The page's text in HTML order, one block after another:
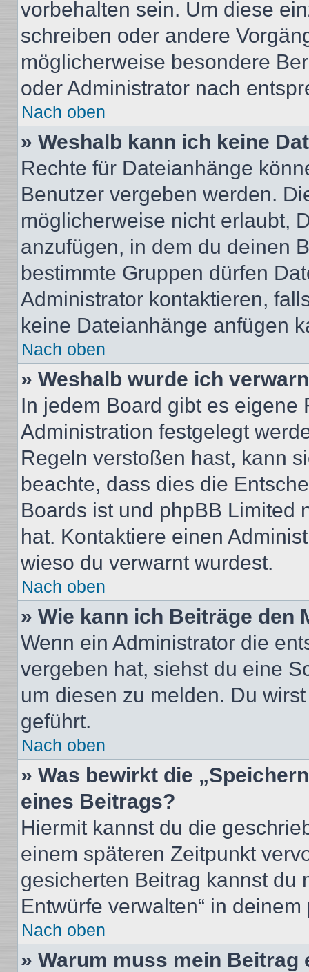
vorbehalten sein. Um diese
schreiben oder andere
möglicherweise besondere
oder Administrator nach
Nach oben
» Weshalb kann ich keine
Rechte für Dateianhänge
Benutzer vergeben werden.
möglicherweise nicht erlaubt,
anzufügen, in dem du deinen
bestimmte Gruppen dürfen
Administrator kontaktieren,
keine Dateianhänge anfügen
Nach oben
» Weshalb wurde ich
In jedem Board gibt es
Administration festgelegt
Regeln verstoßen hast, kann
beachte, dass dies die
Boards ist und phpBB Limited
hat. Kontaktiere einen
wieso du verwarnt wurdest.
Nach oben
» Wie kann ich Beiträge den
Wenn ein Administrator die
vergeben hat, siehst du eine
um diesen zu melden. Du
geführt.
Nach oben
» Was bewirkt die
eines Beitrags?
Hiermit kannst du die
einem späteren Zeitpunkt
gesicherten Beitrag kannst du
Entwürfe verwalten“ in
Nach oben
» Warum muss mein